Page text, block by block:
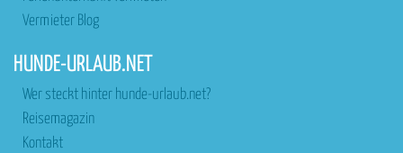
Vermieter Blog
HUNDE-URLAUB.NET
Wer steckt hinter hunde-urlaub.net?
Reisemagazin
Kontakt